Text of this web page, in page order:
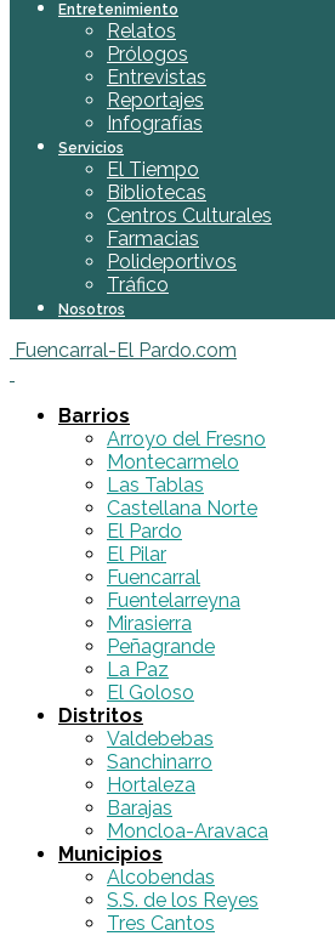
Entretenimiento
Relatos
Prólogos
Entrevistas
Reportajes
Infografías
Servicios
El Tiempo
Bibliotecas
Centros Culturales
Farmacias
Polideportivos
Tráfico
Nosotros
Fuencarral-El Pardo.com
Barrios
Arroyo del Fresno
Montecarmelo
Las Tablas
Castellana Norte
El Pardo
El Pilar
Fuencarral
Fuentelarreyna
Mirasierra
Peñagrande
La Paz
El Goloso
Distritos
Valdebebas
Sanchinarro
Hortaleza
Barajas
Moncloa-Aravaca
Municipios
Alcobendas
S.S. de los Reyes
Tres Cantos